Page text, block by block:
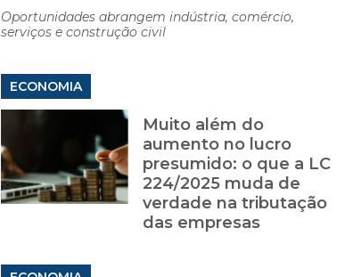
Oportunidades abrangem indústria, comércio,
serviços e construção civil
ECONOMIA
Muito além do
aumento no lucro
presumido: o que a LC
224/2025 muda de
verdade na tributação
das empresas